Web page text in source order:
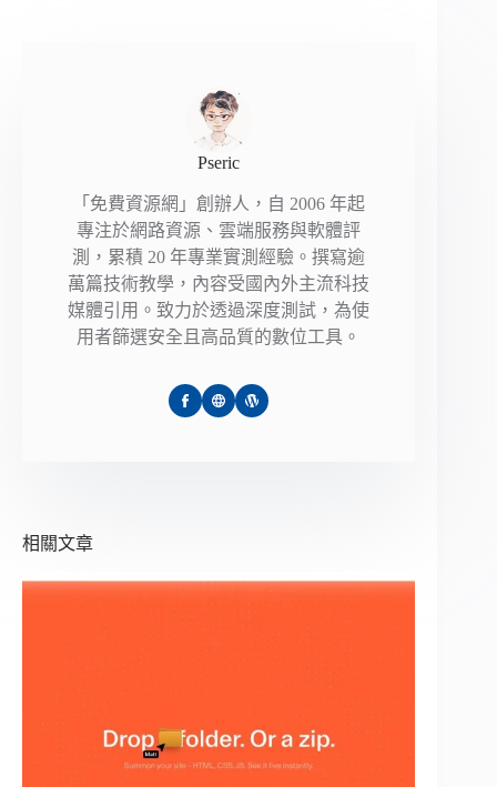
Pseric
「免費資源網」創辦人，自 2006 年起
專注於網路資源、雲端服務與軟體評
測，累積 20 年專業實測經驗。撰寫逾
萬篇技術教學，內容受國內外主流科技
媒體引用。致力於透過深度測試，為使
用者篩選安全且高品質的數位工具。
相關文章